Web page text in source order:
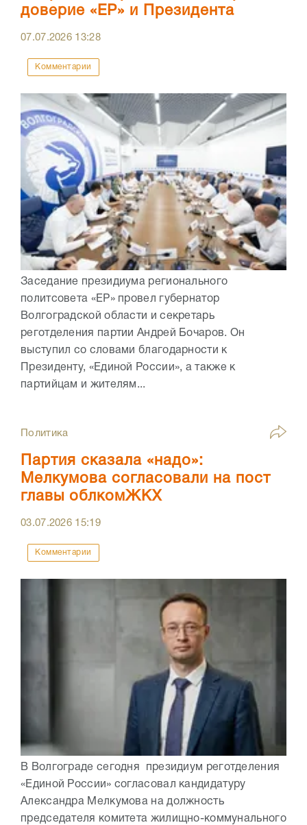
доверие «ЕР» и Президента
07.07.2026 13:28
Комментарии
Заседание президиума регионального
политсовета «ЕР» провел губернатор
Волгоградской области и секретарь
реготделения партии Андрей Бочаров. Он
выступил со словами благодарности к
Президенту, «Единой России», а также к
партийцам и жителям...
Политика
Партия сказала «надо»:
Мелкумова согласовали на пост
главы облкомЖКХ
03.07.2026 15:19
Комментарии
В Волгограде сегодня президиум реготделения
«Единой России» согласовал кандидатуру
Александра Мелкумова на должность
председателя комитета жилищно-коммунального